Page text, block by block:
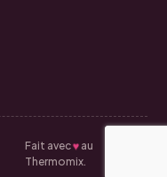
Fait avec♥au
Thermomix.